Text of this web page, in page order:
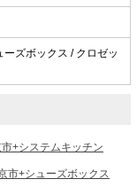
ズボックス / クロゼッ
+システムキッチン
市+シューズボックス